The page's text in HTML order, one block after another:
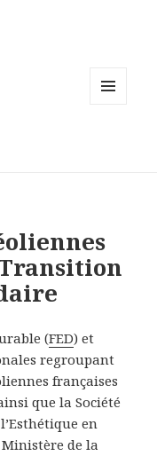
(FED) et
regroupant
françaises
que la Société
en
de la